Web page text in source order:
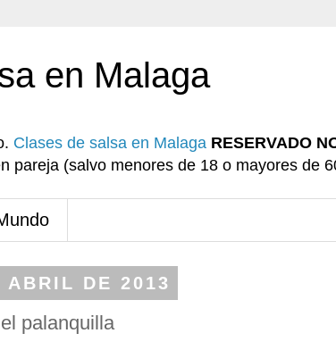
en Malaga
Clases de salsa en Malaga RESERVADO
pareja (salvo menores de 18 o mayores de
ABRIL DE 2013
palanquilla